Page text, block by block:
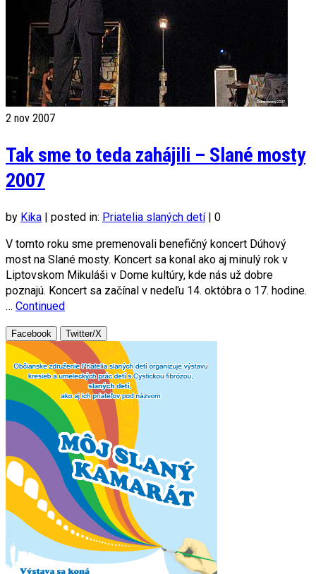
2 nov 2007
Tak sme to teda zahájili – Slané mosty
2007
by Kika | posted in: Priatelia slaných detí | 0
V tomto roku sme premenovali benefičný koncert Dúhový
most na Slané mosty. Koncert sa konal ako aj minulý rok v
Liptovskom Mikuláši v Dome kultúry, kde nás už dobre
poznajú. Koncert sa začínal v nedeľu 14. októbra o 17. hodine.
… Continued
Facebook Twitter/X